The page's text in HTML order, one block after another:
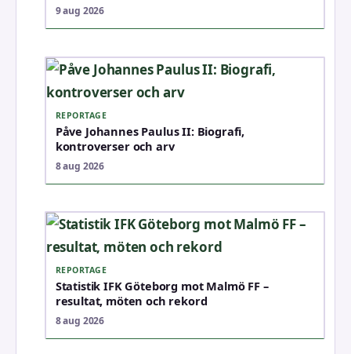
9 aug 2026
REPORTAGE
Påve Johannes Paulus II: Biografi,
kontroverser och arv
8 aug 2026
REPORTAGE
Statistik IFK Göteborg mot Malmö FF –
resultat, möten och rekord
8 aug 2026